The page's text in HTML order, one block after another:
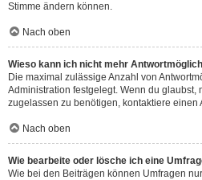
Stimme ändern können.
Nach oben
Wieso kann ich nicht mehr
Die maximal zulässige Anzahl von
Administration festgelegt. Wenn du glaubst,
zugelassen zu benötigen, kontaktiere einen
Nach oben
Wie bearbeite oder lösche ich eine
Wie bei den Beiträgen können Umfragen